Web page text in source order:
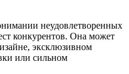
неудовлетворенных
конкурентов. Она может
эксклюзивном
или сильном